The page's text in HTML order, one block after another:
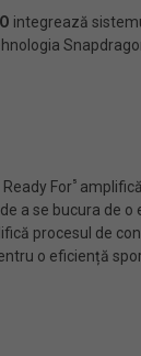
integrează
For⁵
se bucura de
procesul de
o eficiență